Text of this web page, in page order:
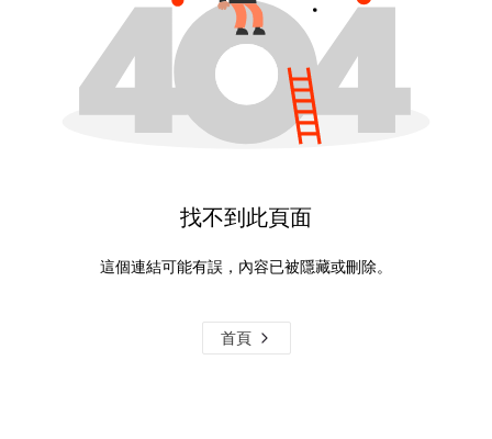
找不到此頁面
這個連結可能有誤，內容已被隱藏或刪除。
首頁